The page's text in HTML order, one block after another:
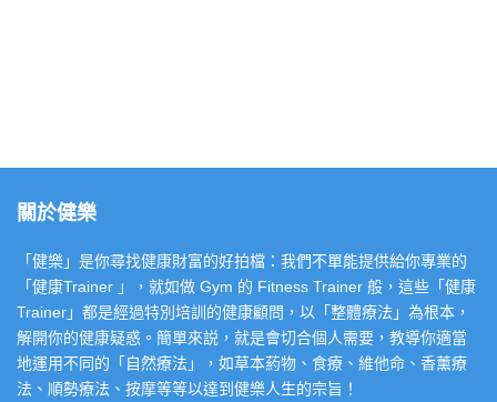
關於健樂
「健樂」是你尋找健康財富的好拍檔：我們不單能提供給你專業的
「健康Trainer 」，就如做 Gym 的 Fitness Trainer 般，這些「健康
Trainer」都是經過特別培訓的健康顧問，以「整體療法」為根本，
解開你的健康疑惑。簡單來説，就是會切合個人需要，教導你適當
地運用不同的「自然療法」，如草本葯物、食療、維他命、香薰療
法、順勢療法、按摩等等以達到健樂人生的宗旨！